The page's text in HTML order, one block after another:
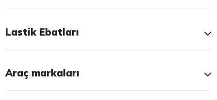
Lastik Ebatları
Araç markaları